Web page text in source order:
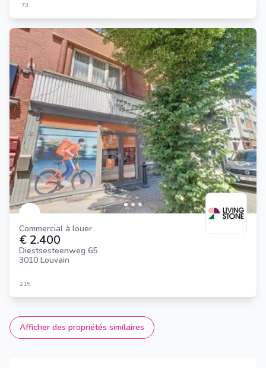
73
Commercial à louer
€ 2.400
Diestsesteenweg 65
3010 Louvain
215
Afficher des propriétés similaires